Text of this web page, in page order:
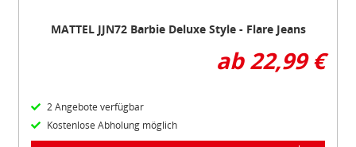
MATTEL JJN72 Barbie Deluxe Style - Flare Jeans
ab 22,99 €
2 Angebote verfügbar
Kostenlose Abholung möglich